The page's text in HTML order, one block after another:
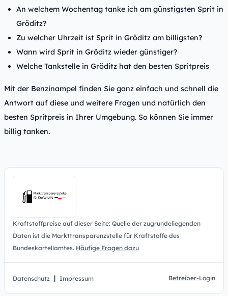
An welchem Wochentag tanke ich am günstigsten Sprit in
Gröditz?
Zu welcher Uhrzeit ist Sprit in Gröditz am billigsten?
Wann wird Sprit in Gröditz wieder günstiger?
Welche Tankstelle in Gröditz hat den besten Spritpreis
Mit der Benzinampel finden Sie ganz einfach und schnell die
Antwort auf diese und weitere Fragen und natürlich den
besten Spritpreis in Ihrer Umgebung. So können Sie immer
billig tanken.
Kraftstoffpreise auf dieser Seite: Quelle der zugrundeliegenden
Daten ist die Markttransparenzstelle für Kraftstoffe des
Bundeskartellamtes. Häufige Fragen dazu
Datenschutz | Impressum Betreiber-Login